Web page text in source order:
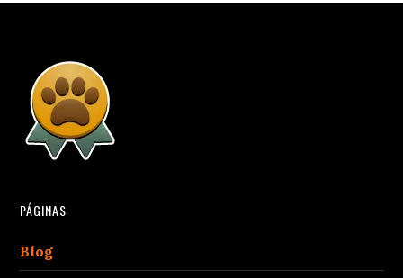
PÁGINAS
Blog